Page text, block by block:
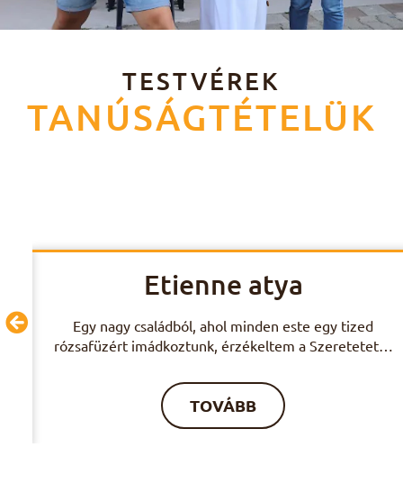
TESTVÉREK
TANÚSÁGTÉTELÜK
Etienne atya
Egy nagy családból, ahol minden este egy tized
rózsafüzért imádkoztunk, érzékeltem a Szeretetet…
TOVÁBB